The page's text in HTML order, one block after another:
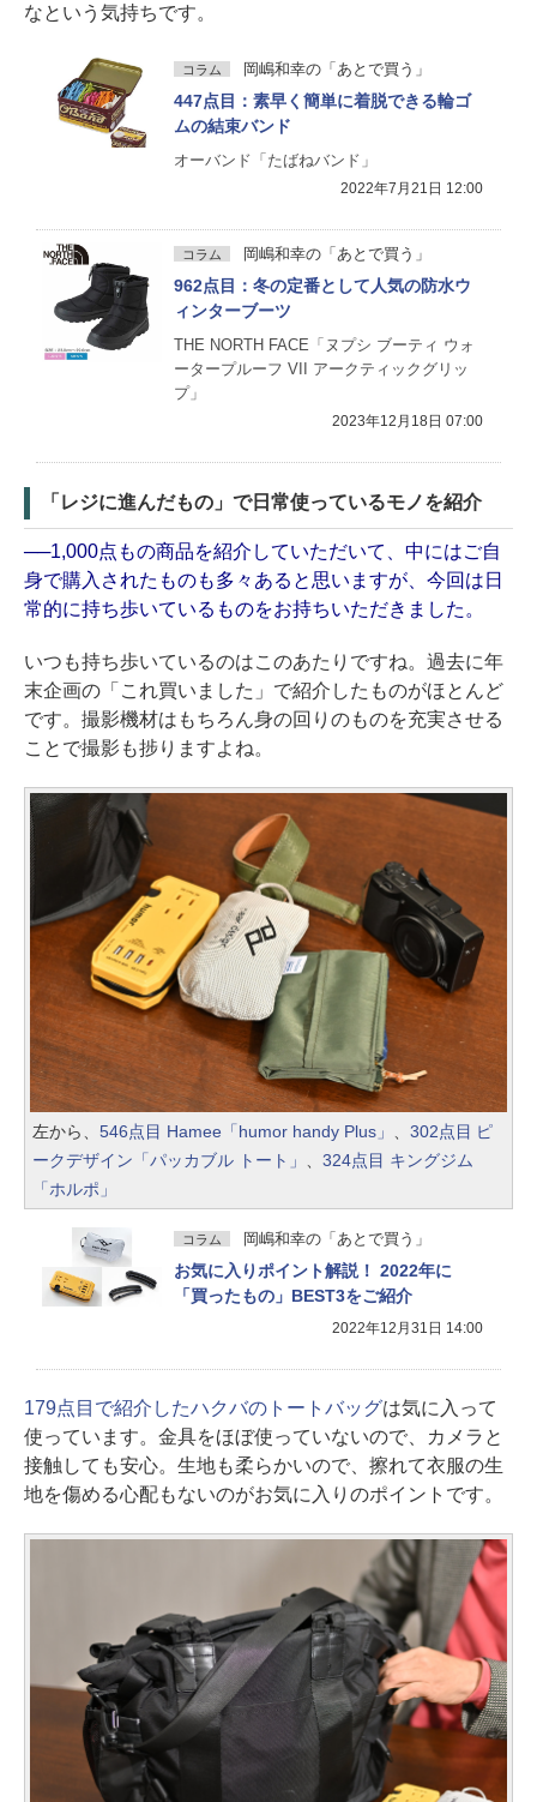
なという気持ちです。
コラム 岡嶋和幸の「あとで買う」
447点目：素早く簡単に着脱できる輪ゴ
ムの結束バンド
オーバンド「たばねバンド」
2022年7月21日 12:00
コラム 岡嶋和幸の「あとで買う」
962点目：冬の定番として人気の防水ウ
ィンターブーツ
THE NORTH FACE「ヌプシ ブーティ ウォ
ータープルーフ VII アークティックグリッ
プ」
2023年12月18日 07:00
「レジに進んだもの」で日常使っているモノを紹介
──1,000点もの商品を紹介していただいて、中にはご自
身で購入されたものも多々あると思いますが、今回は日
常的に持ち歩いているものをお持ちいただきました。
いつも持ち歩いているのはこのあたりですね。過去に年
末企画の「これ買いました」で紹介したものがほとんど
です。撮影機材はもちろん身の回りのものを充実させる
ことで撮影も捗りますよね。
左から、 546点目 Hamee「humor handy Plus」
302点目 ピ
ークデザイン「パッカブル トート」
324点目 キングジム
「ホルポ」
コラム 岡嶋和幸の「あとで買う」
お気に入りポイント解説！ 2022年に
「買ったもの」BEST3をご紹介
2022年12月31日 14:00
179点目で紹介したハクバのトートバッグは気に入って
使っています。金具をほぼ使っていないので、カメラと
接触しても安心。生地も柔らかいので、擦れて衣服の生
地を傷める心配もないのがお気に入りのポイントです。